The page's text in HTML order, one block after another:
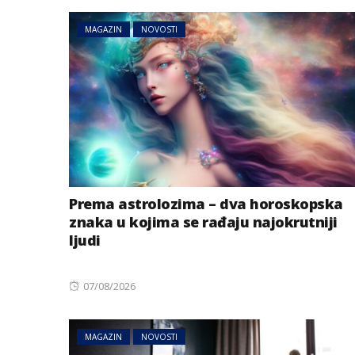
MAGAZIN NOVOSTI
Prema astrolozima – dva horoskopska
znaka u kojima se rađaju najokrutniji
ljudi
Posted
07/08/2026
MAGAZIN NOVOSTI
AUSTRIJA NOVOSTI
Zemljotres u
se kreveti i
u Tirolu